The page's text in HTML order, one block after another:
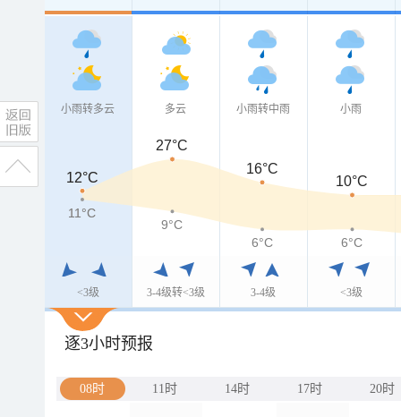
小雨转多云
<3级
多云
3-4级转<3级
小雨转中雨
3-4级
小雨
<3级
12°C
12°C
27°C
16°C
10°C
11°C
11°C
9°C
6°C
6°C
逐3小时预报
08时 11时 14时 17时 20时